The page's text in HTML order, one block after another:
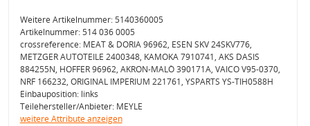
Weitere Artikelnummer: 5140360005
Artikelnummer: 514 036 0005
crossreference: MEAT & DORIA 96962, ESEN SKV 24SKV776,
METZGER AUTOTEILE 2400348, KAMOKA 7910741, AKS DASIS
884255N, HOFFER 96962, AKRON-MALÒ 390171A, VAICO V95-0370,
NRF 166232, ORIGINAL IMPERIUM 221761, YSPARTS YS-TIH0588H
Einbauposition: links
Teilehersteller/Anbieter: MEYLE
weitere Attribute anzeigen